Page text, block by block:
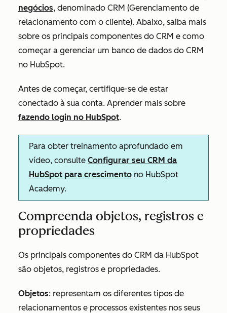
negócios, denominado CRM (Gerenciamento de
relacionamento com o cliente). Abaixo, saiba mais
sobre os principais componentes do CRM e como
começar a gerenciar um banco de dados do CRM
no HubSpot.
Antes de começar, certifique-se de estar
conectado à sua conta. Aprender mais sobre
fazendo login no HubSpot.
Para obter treinamento aprofundado em
vídeo, consulte Configurar seu CRM da
HubSpot para crescimento no HubSpot
Academy.
Compreenda objetos, registros e
propriedades
Os principais componentes do CRM da HubSpot
são objetos, registros e propriedades.
Objetos: representam os diferentes tipos de
relacionamentos e processos existentes nos seus